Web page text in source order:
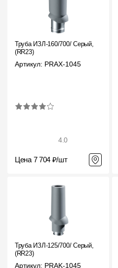
Труба ИЗЛ-160/700/ Серый,
(RR23)
Артикул: PRAX-1045
4.0
Цена 7 704 ₽/шт
Труба ИЗЛ-125/700/ Серый,
(RR23)
Артикул: PRAK-1045